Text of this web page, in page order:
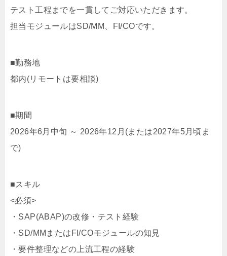
テスト工程までを一貫してご対応いただきます。
担当モジュールはSD/MM、FI/COです。
■勤務地
都内(リモートは要相談)
■期間
2026年6月中旬 ～ 2026年12月(または2027年5月頃ま
で)
■スキル
<必須>
・SAP(ABAP)の改修・テスト経験
・SD/MMまたはFI/COモジュールの知見
・要件整理などの上流工程の経験